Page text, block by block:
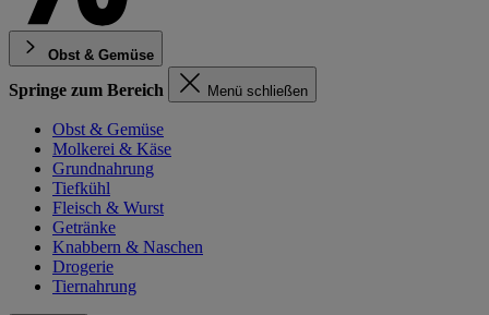
Obst & Gemüse
Springe zum Bereich Menü schließen
Obst & Gemüse
Molkerei & Käse
Grundnahrung
Tiefkühl
Fleisch & Wurst
Getränke
Knabbern & Naschen
Drogerie
Tiernahrung